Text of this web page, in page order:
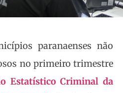
paranaenses não
no primeiro trimestre
Estatístico Criminal da